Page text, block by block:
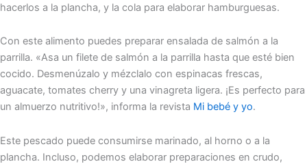
hacerlos a la plancha, y la cola para elaborar hamburguesas.
Con este alimento puedes preparar ensalada de salmón a la
parrilla. «Asa un filete de salmón a la parrilla hasta que esté bien
cocido. Desmenúzalo y mézclalo con espinacas frescas,
aguacate, tomates cherry y una vinagreta ligera. ¡Es perfecto para
un almuerzo nutritivo!», informa la revista Mi bebé y yo.
Este pescado puede consumirse marinado, al horno o a la
plancha. Incluso, podemos elaborar preparaciones en crudo,